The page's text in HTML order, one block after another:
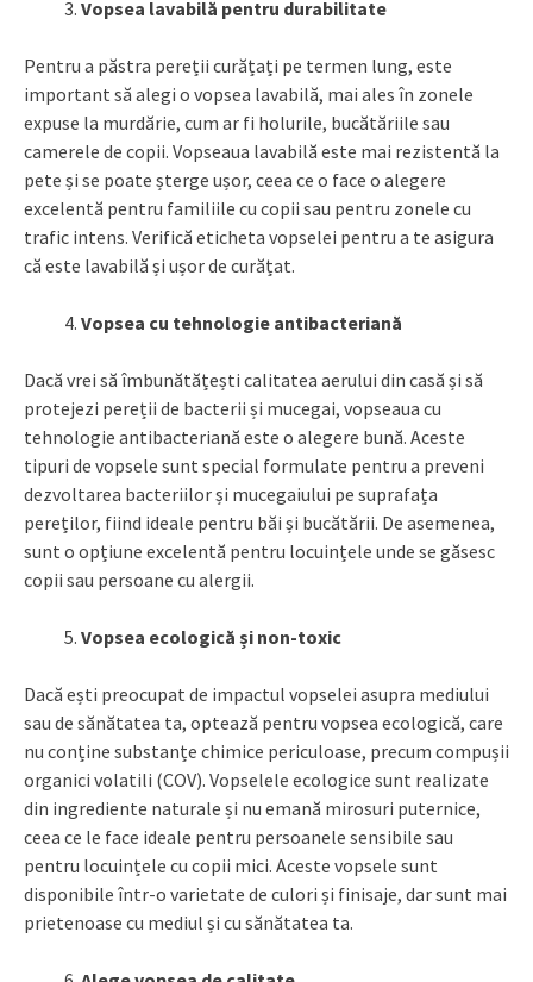
Vopsea lavabilă pentru durabilitate
Pentru a păstra pereții curățați pe termen lung, este
important să alegi o vopsea lavabilă, mai ales în zonele
expuse la murdărie, cum ar fi holurile, bucătăriile sau
camerele de copii. Vopseaua lavabilă este mai rezistentă la
pete și se poate șterge ușor, ceea ce o face o alegere
excelentă pentru familiile cu copii sau pentru zonele cu
trafic intens. Verifică eticheta vopselei pentru a te asigura
că este lavabilă și ușor de curățat.
Vopsea cu tehnologie antibacteriană
Dacă vrei să îmbunătățești calitatea aerului din casă și să
protejezi pereții de bacterii și mucegai, vopseaua cu
tehnologie antibacteriană este o alegere bună. Aceste
tipuri de vopsele sunt special formulate pentru a preveni
dezvoltarea bacteriilor și mucegaiului pe suprafața
pereților, fiind ideale pentru băi și bucătării. De asemenea,
sunt o opțiune excelentă pentru locuințele unde se găsesc
copii sau persoane cu alergii.
Vopsea ecologică și non-toxic
Dacă ești preocupat de impactul vopselei asupra mediului
sau de sănătatea ta, optează pentru vopsea ecologică, care
nu conține substanțe chimice periculoase, precum compușii
organici volatili (COV). Vopselele ecologice sunt realizate
din ingrediente naturale și nu emană mirosuri puternice,
ceea ce le face ideale pentru persoanele sensibile sau
pentru locuințele cu copii mici. Aceste vopsele sunt
disponibile într-o varietate de culori și finisaje, dar sunt mai
prietenoase cu mediul și cu sănătatea ta.